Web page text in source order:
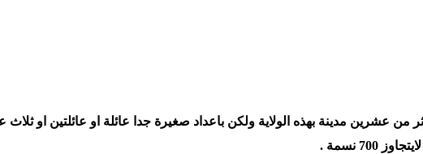
من عشرين مدينة بهذه الولاية ولكن باعداد صغيرة جدا عائلة او عائلتين او ثلاث
نسمة .